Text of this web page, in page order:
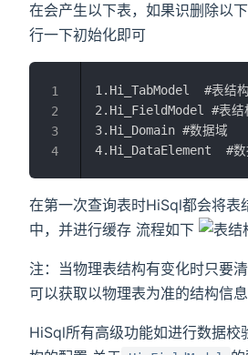
在会产生以下表，如果识删除以
行一下初始化即可
1.Hi_TabModel  #表结
2.Hi_FieldModel #表结
3.Hi_Domain #数据域
1
2
3
4
在第一次查询表时HiSql都会将表
中，并进行缓存 流程如下
注：当物理表结构有变化时只要
可以获取以物理表为准的结构信息
HiSql所有高级功能如进行数据校